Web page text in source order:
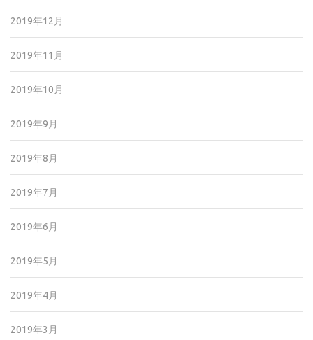
2019年12月
2019年11月
2019年10月
2019年9月
2019年8月
2019年7月
2019年6月
2019年5月
2019年4月
2019年3月